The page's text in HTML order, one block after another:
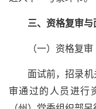
三、资格复审与
（一）资格复审
面试前，招录
审通过的人员进行